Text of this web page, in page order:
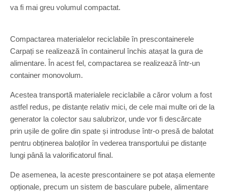
va fi mai greu volumul compactat.
Compactarea materialelor reciclabile în prescontainerele
Carpați se realizează în containerul închis atașat la gura de
alimentare. În acest fel, compactarea se realizează într-un
container monovolum.
Acestea transportă materialele reciclabile a căror volum a fost
astfel redus, pe distanțe relativ mici, de cele mai multe ori de la
generator la colector sau salubrizor, unde vor fi descărcate
prin ușile de golire din spate și introduse într-o presă de balotat
pentru obținerea baloților în vederea transportului pe distanțe
lungi până la valorificatorul final.
De asemenea, la aceste prescontainere se pot atașa elemente
opționale, precum un sistem de basculare pubele, alimentare